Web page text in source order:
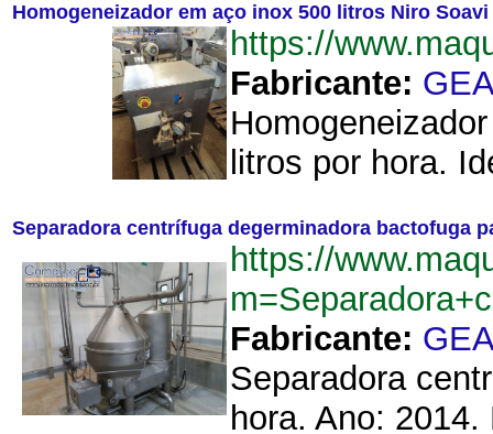
Homogeneizador em aço inox 500 litros Niro Soavi
https://
Fabricante:
litros por hora.
Separadora centrífuga degerminadora bactofuga
https://
Fabricante:
Separadora
hora. Ano: